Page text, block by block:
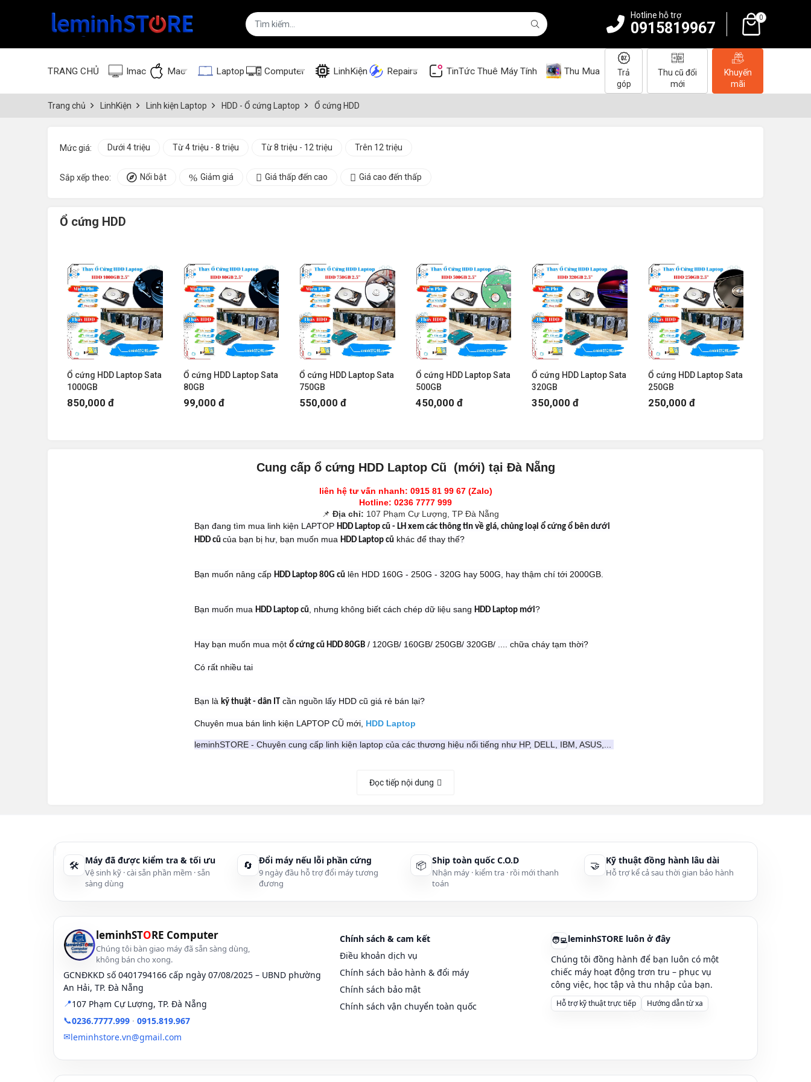
Hotline hỗ trợ
0915819967
0
TRANG CHỦ Imac Mac Laptop Computer LinhKiện Repairs TinTức Thuê Máy Tính Thu Mua
Trả
góp
Thu cũ đổi
mới
Khuyến
mãi
Trang chủ LinhKiện Linh kiện Laptop HDD - Ổ cứng Laptop Ổ cứng HDD
Mức giá: Dưới 4 triệu Từ 4 triệu - 8 triệu Từ 8 triệu - 12 triệu Trên 12 triệu
Sắp xếp theo: Nổi bật Giảm giá Giá thấp đến cao Giá cao đến thấp
Ổ cứng HDD
Ổ cứng HDD Laptop Sata
1000GB
850,000 đ
Ổ cứng HDD Laptop Sata
80GB
99,000 đ
Ổ cứng HDD Laptop Sata
750GB
550,000 đ
Ổ cứng HDD Laptop Sata
500GB
450,000 đ
Ổ cứng HDD Laptop Sata
320GB
350,000 đ
Ổ cứng HDD Laptop Sata
250GB
250,000 đ
Cung cấp ổ cứng HDD Laptop Cũ (mới) tại Đà Nẵng
liên hệ tư vấn nhanh: 0915 81 99 67 (Zalo)
Hotline: 0236 7777 999
📌 Địa chỉ: 107 Phạm Cự Lượng, TP Đà Nẵng
Bạn đang tìm mua linh kiện LAPTOP HDD Laptop cũ - LH xem các thông tin về giá, chủng loại ổ cứng ổ bên dưới
HDD cũ của bạn bị hư, bạn muốn mua HDD Laptop cũ khác để thay thế?
Bạn muốn nâng cấp HDD Laptop 80G cũ lên HDD 160G - 250G - 320G hay 500G, hay thậm chí tới 2000GB.
Bạn muốn mua HDD Laptop cũ , nhưng không biết cách chép dữ liệu sang HDD Laptop mới?
Hay bạn muốn mua một ổ cứng cũ HDD 80GB / 120GB/ 160GB/ 250GB/ 320GB/ .... chữa cháy tạm thời?
Có rất nhiều tai
Bạn là kỹ thuật - dân IT cần nguồn lấy HDD cũ giá rẻ bán lại?
Chuyên mua bán linh kiện LAPTOP CŨ mới, HDD Laptop
leminhSTORE - Chuyên cung cấp linh kiện laptop của các thương hiệu nổi tiếng như HP, DELL, IBM, ASUS,...
ổ cứng laptop cũ tại đà nẵnggiá luôn tốt nhất
lượng).
+ Luôn luôn cập nhật giá tốt nhất đem lại lợi ích cho khách hàng.
+ Thời gian bảo hành lâu cho các sản phảm ổ cứng HDD từ 6 tới 36 tháng
Ngoài ra trong quá trình sử dụng khi có phát sinh như muốn nâng cấp, thay thế... Khách hàng sẽ được tư vấn
và mua linh kiện với giá ưu đãi tốt hơn nhiều so với thị trường.
Đọc tiếp nội dung
🛠 Máy đã được kiểm tra & tối ưu
Vệ sinh kỹ · cài sẵn phần mềm · sẵn
sàng dùng
🔄 Đổi máy nếu lỗi phần cứng
9 ngày đầu hỗ trợ đổi máy tương
đương
📦 Ship toàn quốc C.O.D
Nhận máy · kiểm tra · rồi mới thanh
toán
🤝 Kỹ thuật đồng hành lâu dài
Hỗ trợ kể cả sau thời gian bảo hành
leminhSTORE Computer
Chúng tôi bàn giao máy đã sẵn sàng dùng,
không bán cho xong.
GCNĐKKD số 0401794166 cấp ngày 07/08/2025 – UBND phường
An Hải, TP. Đà Nẵng
📍107 Phạm Cự Lượng, TP. Đà Nẵng
📞0236.7777.999 · 0915.819.967
✉leminhstore.vn@gmail.com
Chính sách & cam kết
Điều khoản dịch vụ
Chính sách bảo hành & đổi máy
Chính sách bảo mật
Chính sách vận chuyển toàn quốc
🧑‍💻leminhSTORE luôn ở đây
Chúng tôi đồng hành để bạn luôn có một
chiếc máy hoạt động trơn tru – phục vụ
công việc, học tập và thu nhập của bạn.
Hỗ trợ kỹ thuật trực tiếp Hướng dẫn từ xa